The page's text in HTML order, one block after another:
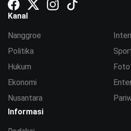
Kanal
Nanggroe
Politika
Hukum
Ekonomi
Nusantara
Foto
Informasi